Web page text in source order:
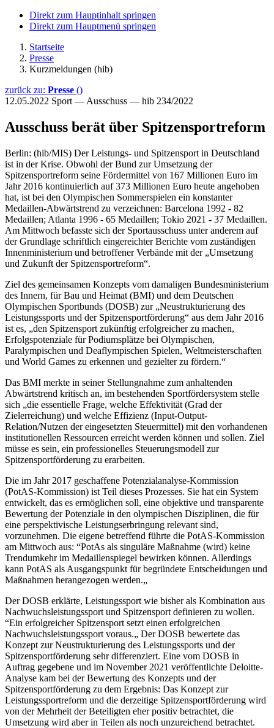
Direkt zum Hauptinhalt springen
Direkt zum Hauptmenü springen
Startseite
Presse
Kurzmeldungen (hib)
zurück zu: Presse ()
12.05.2022 Sport — Ausschuss — hib 234/2022
Ausschuss berät über Spitzensportreform
Berlin: (hib/MIS) Der Leistungs- und Spitzensport in Deutschland
ist in der Krise. Obwohl der Bund zur Umsetzung der
Spitzensportreform seine Fördermittel von 167 Millionen Euro im
Jahr 2016 kontinuierlich auf 373 Millionen Euro heute angehoben
hat, ist bei den Olympischen Sommerspielen ein konstanter
Medaillen-Abwärtstrend zu verzeichnen: Barcelona 1992 - 82
Medaillen; Atlanta 1996 - 65 Medaillen; Tokio 2021 - 37 Medaillen.
Am Mittwoch befasste sich der Sportausschuss unter anderem auf
der Grundlage schriftlich eingereichter Berichte vom zuständigen
Innenministerium und betroffener Verbände mit der „Umsetzung
und Zukunft der Spitzensportreform“.
Ziel des gemeinsamen Konzepts vom damaligen Bundesministerium
des Innern, für Bau und Heimat (BMI) und dem Deutschen
Olympischen Sportbunds (DOSB) zur „Neustrukturierung des
Leistungssports und der Spitzensportförderung“ aus dem Jahr 2016
ist es, „den Spitzensport zukünftig erfolgreicher zu machen,
Erfolgspotenziale für Podiumsplätze bei Olympischen,
Paralympischen und Deaflympischen Spielen, Weltmeisterschaften
und World Games zu erkennen und gezielter zu fördern.“
Das BMI merkte in seiner Stellungnahme zum anhaltenden
Abwärtstrend kritisch an, im bestehenden Sportfördersystem stelle
sich „die essentielle Frage, welche Effektivität (Grad der
Zielerreichung) und welche Effizienz (Input-Output-
Relation/Nutzen der eingesetzten Steuermittel) mit den vorhandenen
institutionellen Ressourcen erreicht werden können und sollen. Ziel
müsse es sein, ein professionelles Steuerungsmodell zur
Spitzensportförderung zu erarbeiten.
Die im Jahr 2017 geschaffene Potenzialanalyse-Kommission
(PotAS-Kommission) ist Teil dieses Prozesses. Sie hat ein System
entwickelt, das es ermöglichen soll, eine objektive und transparente
Bewertung der Potenziale in den olympischen Disziplinen, die für
eine perspektivische Leistungserbringung relevant sind,
vorzunehmen. Die eigene betreffend führte die PotAS-Kommission
am Mittwoch aus: “PotAs als singuläre Maßnahme (wird) keine
Trendumkehr im Medaillenspiegel bewirken können. Allerdings
kann PotAS als Ausgangspunkt für begründete Entscheidungen und
Maßnahmen herangezogen werden.„
Der DOSB erklärte, Leistungssport wie bisher als Kombination aus
Nachwuchsleistungssport und Spitzensport definieren zu wollen.
“Ein erfolgreicher Spitzensport setzt einen erfolgreichen
Nachwuchsleistungssport voraus.„ Der DOSB bewertete das
Konzept zur Neustrukturierung des Leistungssports und der
Spitzensportförderung sehr differenziert. Eine vom DOSB in
Auftrag gegebene und im November 2021 veröffentlichte Deloitte-
Analyse kam bei der Bewertung des Konzepts und der
Spitzensportförderung zu dem Ergebnis: Das Konzept zur
Leistungssportreform und die derzeitige Spitzensportförderung wird
von der Mehrheit der Beteiligten eher positiv betrachtet, die
Umsetzung wird aber in Teilen als noch unzureichend betrachtet.